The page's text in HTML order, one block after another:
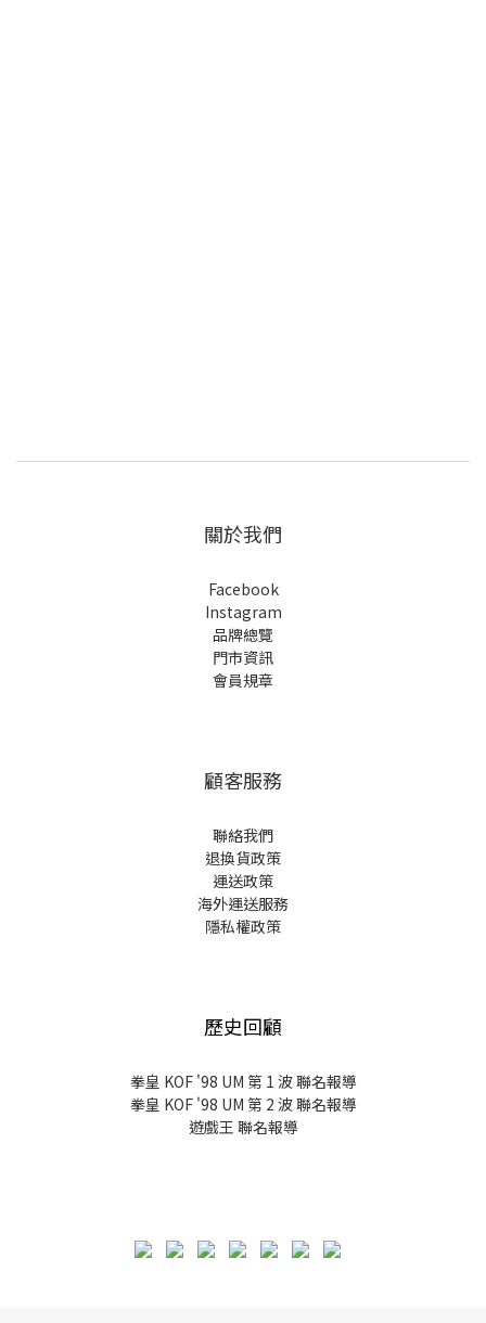
關於我們
Facebook
Instagram
品牌總覽
門市資訊
會員規章
顧客服務
聯絡我們
退換貨政策
運送政策
海外運送服務
隱私權政策
歷史回顧
拳皇 KOF '98 UM 第 1 波 聯名報導
拳皇 KOF '98 UM 第 2 波 聯名報導
遊戲王 聯名報導